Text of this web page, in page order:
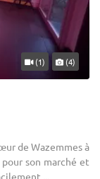
(1) (4)
de Wazemmes à
son marché et